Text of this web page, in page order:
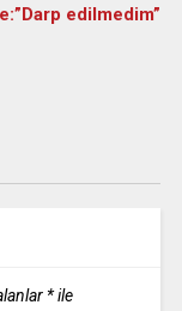
edilmedim”
*ile